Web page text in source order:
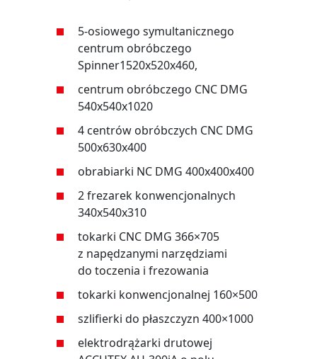
5-osiowego symultanicznego
centrum obróbczego
Spinner1520x520x460,
centrum obróbczego CNC DMG
540x540x1020
4 centrów obróbczych CNC DMG
500x630x400
obrabiarki NC DMG 400x400x400
2 frezarek konwencjonalnych
340x540x310
tokarki CNC DMG 366×705
z napędzanymi narzędziami
do toczenia i frezowania
tokarki konwencjonalnej 160×500
szlifierki do płaszczyzn 400×1000
elektrodrążarki drutowej